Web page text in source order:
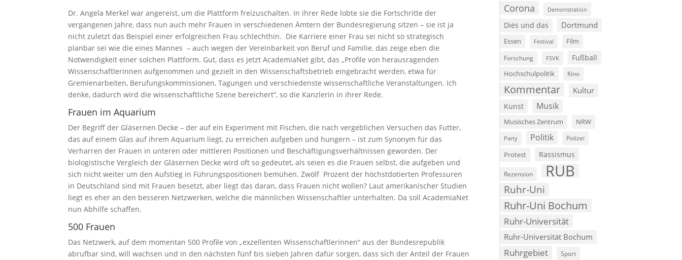
Dr. Angela Merkel war angereist, um die Plattform freizuschalten. In ihrer Rede lobte sie die Fortschritte der
vergangenen Jahre, dass nun auch mehr Frauen in verschiedenen Ämtern der Bundesregierung sitzen – sie ist ja
nicht zuletzt das Beispiel einer erfolgreichen Frau schlechthin. Die Karriere einer Frau sei nicht so strategisch
planbar sei wie die eines Mannes – auch wegen der Vereinbarkeit von Beruf und Familie, das zeige eben die
Notwendigkeit einer solchen Plattform. Gut, dass es jetzt AcademiaNet gibt, das „Profile von herausragenden
Wissenschaftlerinnen aufgenommen und gezielt in den Wissenschaftsbetrieb eingebracht werden, etwa für
Gremienarbeiten, Berufungskommissionen, Tagungen und verschiedenste wissenschaftliche Veranstaltungen. Ich
denke, dadurch wird die wissenschaftliche Szene bereichert“, so die Kanzlerin in ihrer Rede.
Frauen im Aquarium
Der Begriff der Gläsernen Decke – der auf ein Experiment mit Fischen, die nach vergeblichen Versuchen das Futter,
das auf einem Glas auf ihrem Aquarium liegt, zu erreichen aufgeben und hungern – ist zum Synonym für das
Verharren der Frauen in unteren oder mittleren Positionen und Beschäftigungsverhältnissen geworden. Der
biologistische Vergleich der Gläsernen Decke wird oft so gedeutet, als seien es die Frauen selbst, die aufgeben und
sich nicht weiter um den Aufstieg in Führungspositionen bemühen. Zwölf Prozent der höchstdotierten Professuren
in Deutschland sind mit Frauen besetzt, aber liegt das daran, dass Frauen nicht wollen? Laut amerikanischer Studien
liegt es eher an den besseren Netzwerken, welche die männlichen Wissenschaftler unterhalten. Da soll AcademiaNet
nun Abhilfe schaffen.
500 Frauen
Das Netzwerk, auf dem momentan 500 Profile von „exzellenten Wissenschaftlerinnen“ aus der Bundesrepublik
abrufbar sind, will wachsen und in den nächsten fünf bis sieben Jahren dafür sorgen, dass sich der Anteil der Frauen
Corona Demonstration
Diës und das Dortmund
Essen Festival Film
Forschung FSVK Fußball
Hochschulpolitik Kino
Kommentar Kultur
Kunst Musik
Musisches Zentrum NRW
Party Politik Polizei
Protest Rassismus
Rezension RUB
Ruhr-Uni
Ruhr-Uni Bochum
Ruhr-Universität
Ruhr-Universität Bochum
Ruhrgebiet Sport